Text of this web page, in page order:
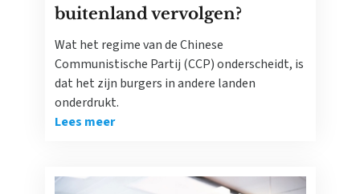
buitenland vervolgen?
Wat het regime van de Chinese
Communistische Partij (CCP) onderscheidt, is
dat het zijn burgers in andere landen
onderdrukt.
Lees meer